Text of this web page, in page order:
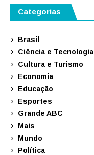
Categorias
Brasil
Ciência e Tecnologia
Cultura e Turismo
Economia
Educação
Esportes
Grande ABC
Mais
Mundo
Política